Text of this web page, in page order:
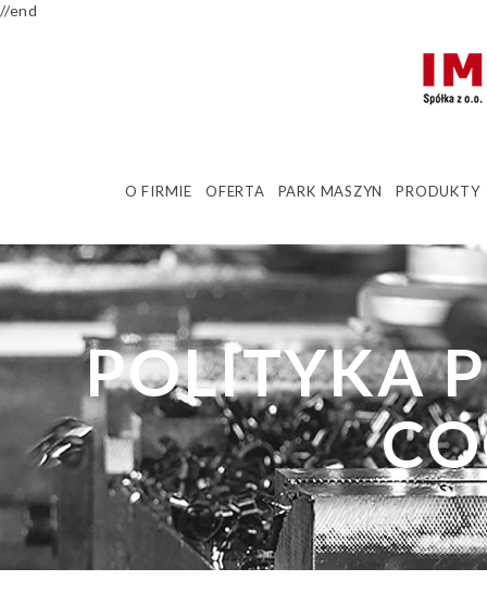
//end
O FIRMIE OFERTA PARK MASZYN PRODUKTY
POLITYKA